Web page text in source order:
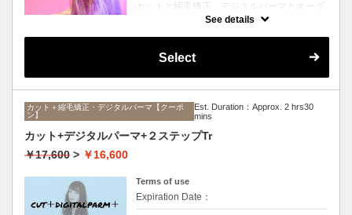
カットと縮毛矯正、デジタルパーマとオーダ
ーメイドTrのセットメニュー。ボリュームは
リングを楽にしたい方に☆ロング料金なし。
See details
Select
カット＋縮毛矯正・デジタルパーマ【クーポ
ン】
Est. Duration：Approx. 2 hrs30
mins
カット+デジタルパーマ+２ステップTr
￥17,600 > ￥16,600
Terms of use
Expiration Date：